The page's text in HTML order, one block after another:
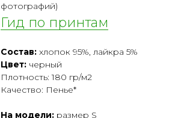
фотографий)
Гид по принтам
Состав: хлопок 95%, лайкра 5%
Цвет: черный
Плотность: 180 гр/м2
Качество: Пенье*
На модели: размер S